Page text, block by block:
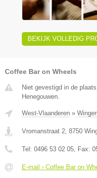
BEKIJK VOLLEDIG
Coffee Bar on Wheels
Niet gevestigd in de
Henegouwen.
West-Vlaanderen »
Vromanstraat 2 8750
Tel: 0496 53 02 05 , Fax:
E-mail › Coffee Bar on